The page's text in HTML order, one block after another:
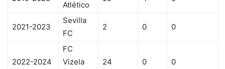
Atlético
2021-2023
Sevilla
FC
2 0 0
2022-2024
FC
Vizela
24 0 0